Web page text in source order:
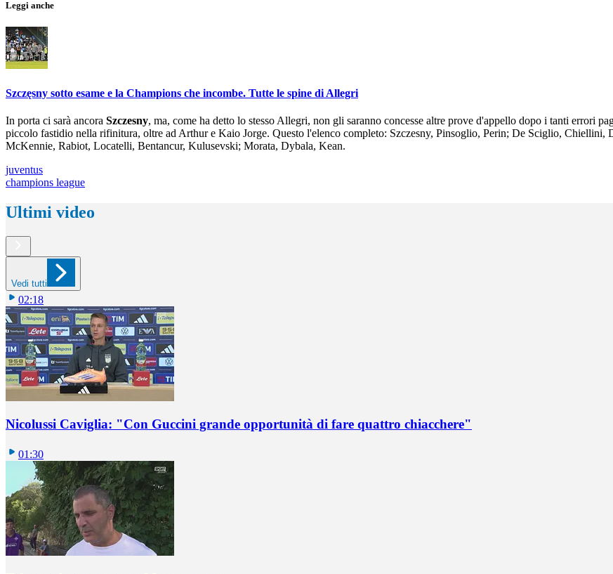
Leggi anche
Szczęsny sotto esame e la Champions che incombe. Tutte le spine di Allegri
In porta ci sarà ancora Szczesny, ma, come ha detto lo stesso Allegri, non gli saranno concesse altre prove d'appello dopo i tanti errori
piccolo fastidio nella rifinitura, oltre ad Arthur e Kaio Jorge. Questo l'elenco completo: Szczesny, Pinsoglio, Perin; De Sciglio,
McKennie, Rabiot, Locatelli, Bentancur, Kulusevski; Morata, Dybala, Kean.
juventus
champions league
Ultimi video
Vedi tutti
02:18
Nicolussi Caviglia: "Con Guccini grande opportunità di fare quattro chiacchere"
01:30